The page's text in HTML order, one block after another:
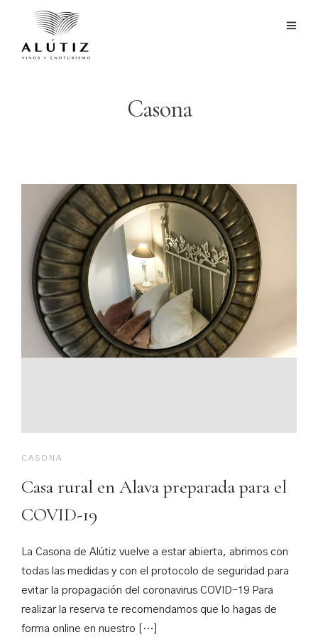
Casona
CASONA
Casa rural en Alava preparada para el
COVID-19
La Casona de Alútiz vuelve a estar abierta, abrimos con
todas las medidas y con el protocolo de seguridad para
evitar la propagación del coronavirus COVID-19 Para
realizar la reserva te recomendamos que lo hagas de
forma online en nuestro […]